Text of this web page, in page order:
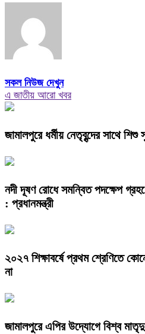
সকল নিউজ দেখুন
এ জাতীয় আরো খবর
জামালপুরে ধর্মীয় নেতৃবৃন্দের সাথে
নদী দূষণ রোধে সমন্বিত পদক্ষেপ
: প্রধানমন্ত্রী
২০২৭ শিক্ষাবর্ষে প্রথম শ্রেণিতে
না
জামালপুরে এপির উদ্যোগে বিশ্ব